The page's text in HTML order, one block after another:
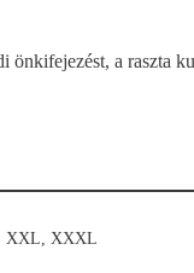
önkifejezést, a raszta
XXL, XXXL